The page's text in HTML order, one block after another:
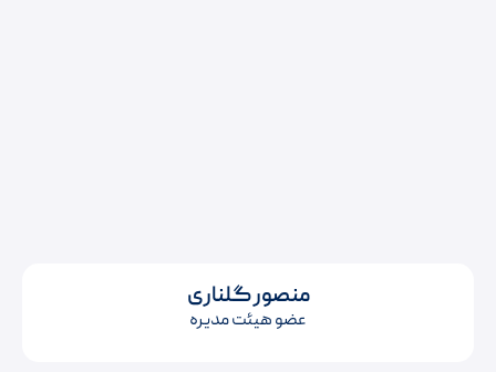
منصور گلناری
عضو هیئت مدیره